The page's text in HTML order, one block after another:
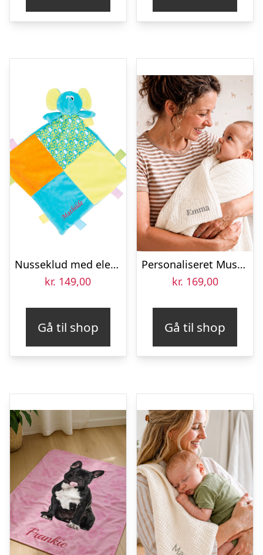
Nusseklud med elefant og rangle
kr. 149,00
Gå til shop
Personaliseret Musselinsklud – Bomuldsmusselin – Broderet – 110 x 110 cm
kr. 169,00
Gå til shop